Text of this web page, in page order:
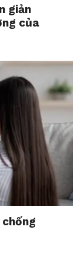
giản
của